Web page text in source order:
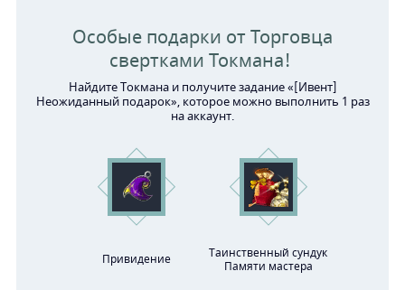
Особые подарки от Торговца
свертками Токмана!
Найдите Токмана и получите задание «[Ивент]
Неожиданный подарок», которое можно выполнить 1 раз
на аккаунт.
Привидение
Таинственный сундук
Памяти мастера